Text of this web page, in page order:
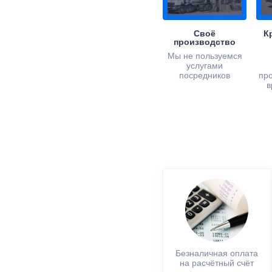
Своё
производство
Мы не пользуемся
услугами
посредников
Безналичная оплата
на расчётный счёт